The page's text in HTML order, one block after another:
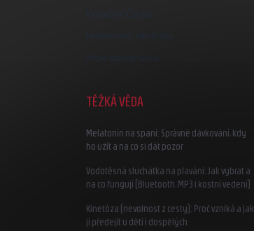
Kreativní Česko
TĚŽKÁ VĚDA
Melatonin na spaní: Správné dávkování, kdy
ho užít a na co si dát pozor
Vodotěsná sluchátka na plavání: Jak vybrat a
na co fungují (Bluetooth, MP3 i kostní vedení)
Kinetóza (nevolnost z cesty): Proč vzniká a jak
jí předejít u dětí i dospělých